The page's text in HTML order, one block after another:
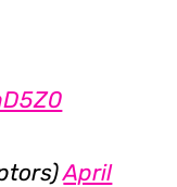
April